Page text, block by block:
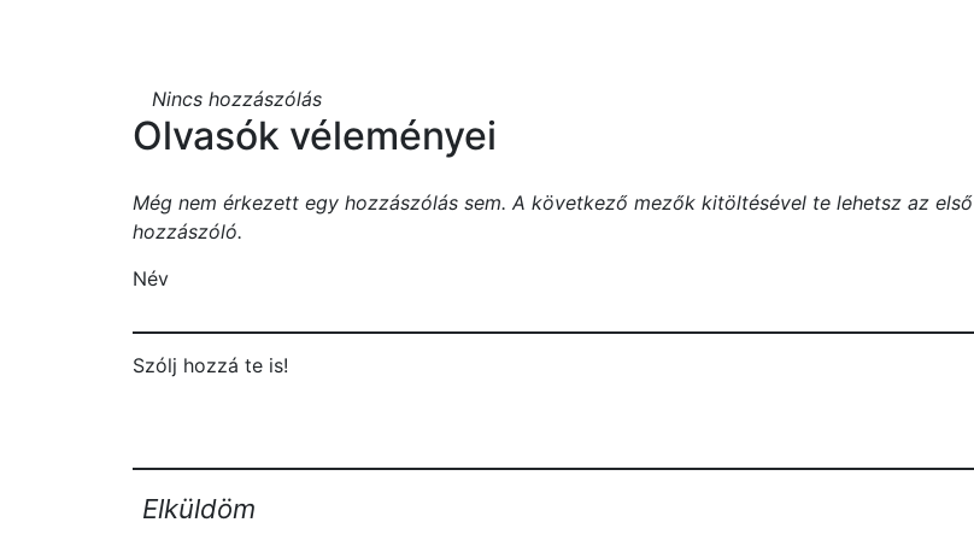
Nincs hozzászólás
Olvasók véleményei
Még nem érkezett egy hozzászólás sem. A következő mezők kitöltésével te lehetsz az első
hozzászóló.
Név
Szólj hozzá te is!
Elküldöm